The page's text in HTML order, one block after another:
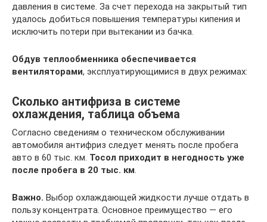
давления в системе. За счет перехода на закрытый тип
удалось добиться повышения температуры кипения и
исключить потери при вытекании из бачка.
Обдув теплообменника обеспечивается
вентиляторами, эксплуатирующимися в двух режимах:
Сколько антифриза в системе
охлаждения, таблица объема
Согласно сведениям о техническом обслуживании
автомобиля антифриз следует менять после пробега
авто в 60 тыс. км. Тосол приходит в негодность уже
после пробега в 20 тыс. км
Важно. Выбор охлаждающей жидкости лучше отдать в
пользу концентрата. Основное преимущество — его